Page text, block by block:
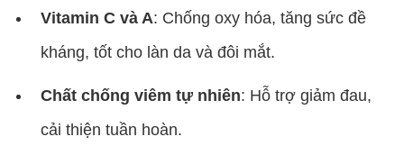
Vitamin C và A: Chống oxy hóa, tăng sức đề
kháng, tốt cho làn da và đôi mắt.
Chất chống viêm tự nhiên: Hỗ trợ giảm đau,
cải thiện tuần hoàn.